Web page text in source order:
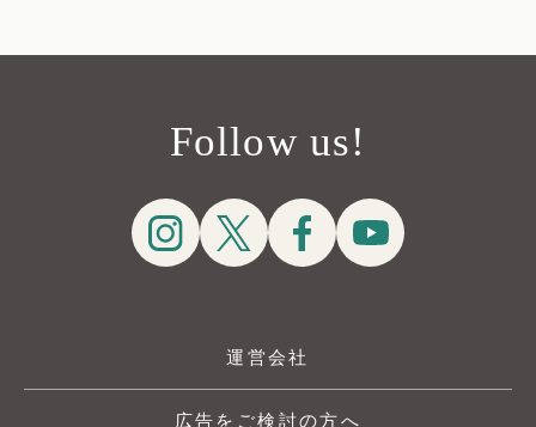
Follow us!
運営会社
広告をご検討の方へ